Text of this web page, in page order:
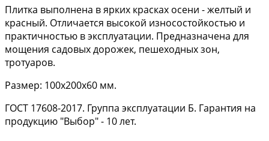
Плитка выполнена в ярких красках осени - желтый и
красный. Отличается высокой износостойкостью и
практичностью в эксплуатации. Предназначена для
мощения садовых дорожек, пешеходных зон,
тротуаров.
Размер: 100х200х60 мм.
ГОСТ 17608-2017. Группа эксплуатации Б. Гарантия на
продукцию "Выбор" - 10 лет.